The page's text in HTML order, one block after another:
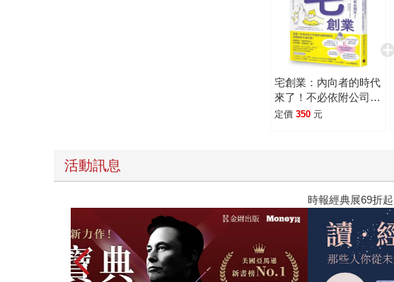
宅創業：內向者的時代
來了！不必依附公司，
宅在家也有出頭天！
定價 350 元
活動訊息